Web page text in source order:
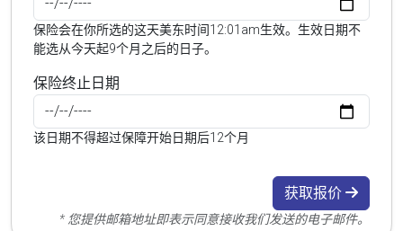
保险会在你所选的这天美东时间12:01am生效。生效日期不
能选从今天起9个月之后的日子。
保险终止日期
该日期不得超过保障开始日期后12个月
获取报价
* 您提供邮箱地址即表示同意接收我们发送的电子邮件。